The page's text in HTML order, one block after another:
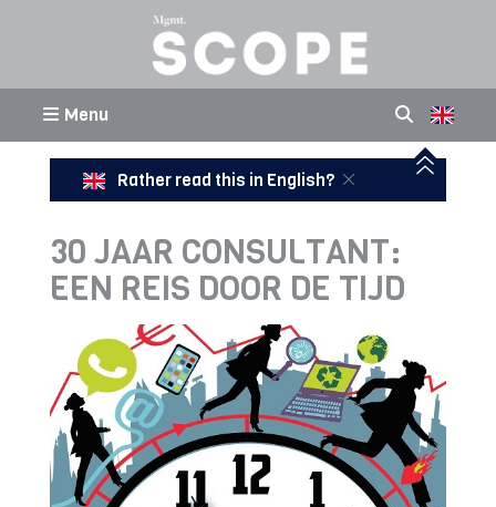
Menu
Rather read this in English?
30 JAAR CONSULTANT:
EEN REIS DOOR DE TIJD